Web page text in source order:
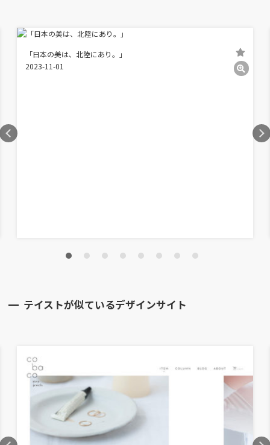
「日本の美は、北陸にあり。｣
2023-11-01
テイストが似ているデザインサイト